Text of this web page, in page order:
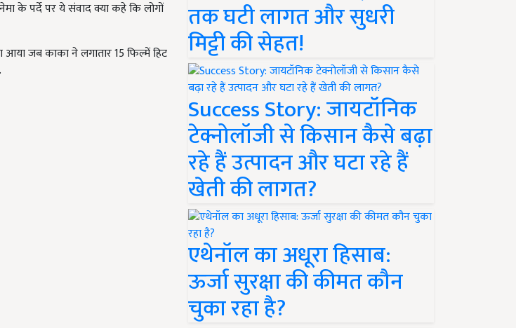
के पर्दे पर ये संवाद क्या कहे कि लोगों
जब काका ने लगातार 15 फिल्में हिट
तक घटी लागत और सुधरी
मिट्टी की सेहत!
Success Story: जायटॉनिक
टेक्नोलॉजी से किसान कैसे बढ़ा
रहे हैं उत्पादन और घटा रहे हैं
खेती की लागत?
एथेनॉल का अधूरा हिसाब:
ऊर्जा सुरक्षा की कीमत कौन
चुका रहा है?